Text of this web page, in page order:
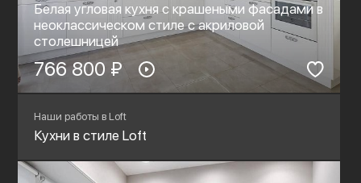
Белая угловая кухня с крашеными фасадами в
неоклассическом стиле c акриловой
столешницей
766 800 ₽
Наши работы в Loft
Кухни в стиле Loft